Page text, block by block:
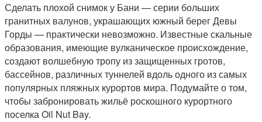
Сделать плохой снимок у Бани — серии больших
гранитных валунов, украшающих южный берег Девы
Горды — практически невозможно. Известные скальные
образования, имеющие вулканическое происхождение,
создают волшебную тропу из защищенных гротов,
бассейнов, различных туннелей вдоль одного из самых
популярных пляжных курортов мира. Подумайте о том,
чтобы забронировать жильё роскошного курортного
поселка Oil Nut Bay.